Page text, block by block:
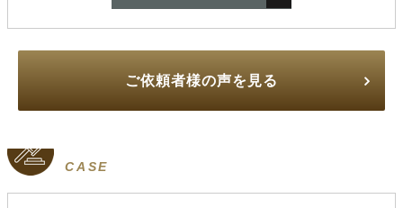
ご依頼者様の声を見る
CASE